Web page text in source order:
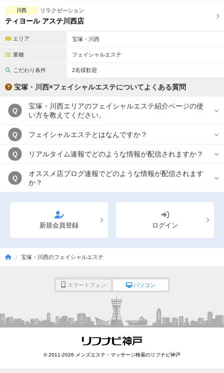
川西 リラクゼーション
ティヨール アステ川西店
エリア 宝塚・川西
業種 フェイシャルエステ
こだわり条件 2名様歓迎
宝塚・川西×フェイシャルエステについてよくある質問
Q
宝塚・川西エリアのフェイシャルエステ紹介ページの使
い方を教えてください。
Q フェイシャルエステとはなんですか？
Q リアルタイム速報でどのような情報が配信されますか？
Q
オススメ店ブログ速報でどのような情報が配信されます
か？
新規会員登録 ログイン
宝塚・川西のフェイシャルエステ
スマートフォン パソコン
© 2011-2026 メンズエステ・マッサージ検索のリフナビ神戸